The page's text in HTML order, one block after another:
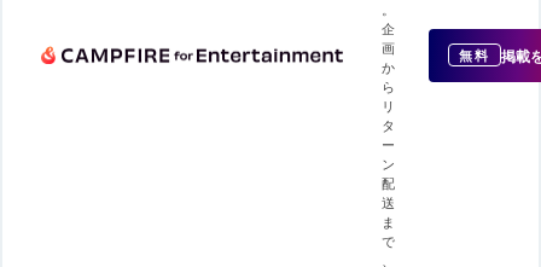
企
画
か
ら
リ
タ
ー
ン
配
送
ま
で
無料 掲載